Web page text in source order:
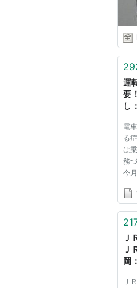
運
要
し
電
る
は
務
今
Ｊ
補
了
れ
Ｊ
Ｊ
岡
Ｊ